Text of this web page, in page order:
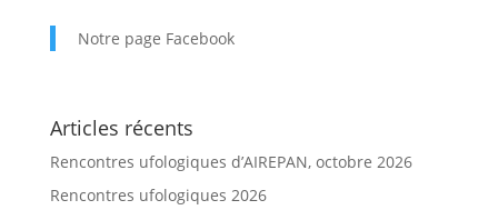
Notre page Facebook
Articles récents
Rencontres ufologiques d’AIREPAN, octobre 2026
Rencontres ufologiques 2026